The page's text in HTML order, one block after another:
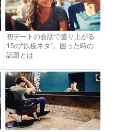
初デートの会話で盛り上がる
15の“鉄板ネタ”。困った時の
話題とは